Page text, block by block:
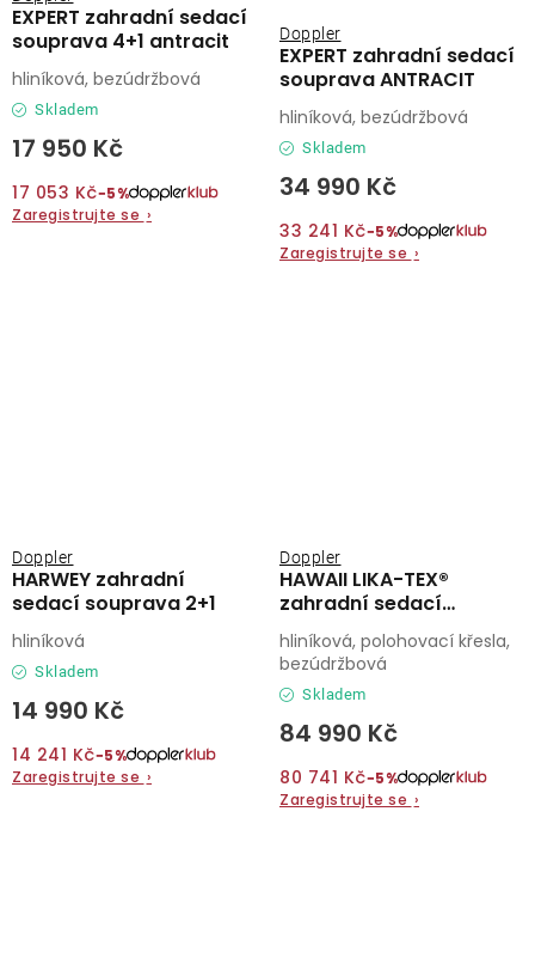
EXPERT zahradní sedací
souprava 4+1 antracit
Skladem
17 950 Kč
17 053 Kč−5%
Zaregistrujte se ›
hliníková, bezúdržbová
EXPERT zahradní sedací
souprava ANTRACIT
Doppler
Skladem
34 990 Kč
33 241 Kč−5%
Zaregistrujte se ›
hliníková, bezúdržbová
HARWEY zahradní
sedací souprava 2+1
Doppler
Skladem
14 990 Kč
14 241 Kč−5%
Zaregistrujte se ›
hliníková
HAWAII LIKA-TEX®
zahradní sedací
souprava
Doppler
Skladem
84 990 Kč
80 741 Kč−5%
Zaregistrujte se ›
hliníková, polohovací křesla,
bezúdržbová